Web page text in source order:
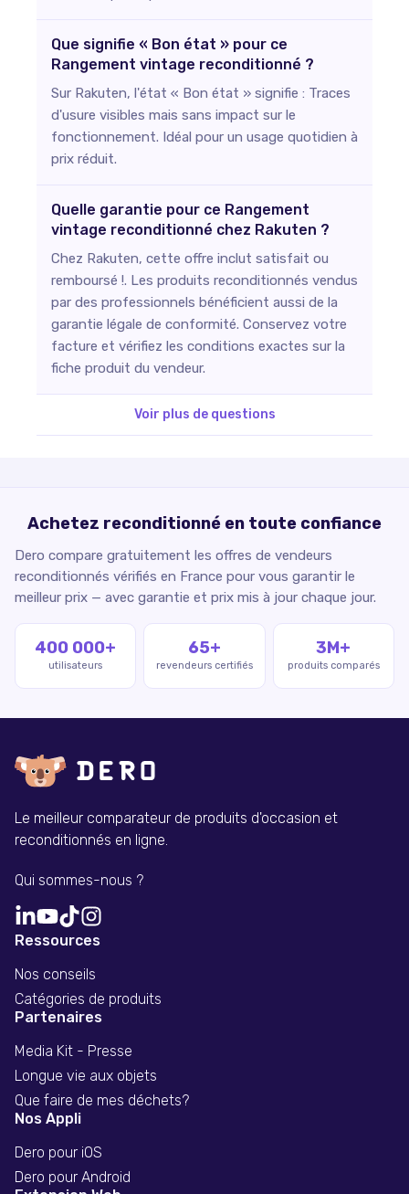
Que signifie « Bon état » pour ce
Rangement vintage reconditionné ?
Sur Rakuten, l'état « Bon état » signifie : Traces
d'usure visibles mais sans impact sur le
fonctionnement. Idéal pour un usage quotidien à
prix réduit.
Quelle garantie pour ce Rangement
vintage reconditionné chez Rakuten ?
Chez Rakuten, cette offre inclut satisfait ou
remboursé !. Les produits reconditionnés vendus
par des professionnels bénéficient aussi de la
garantie légale de conformité. Conservez votre
facture et vérifiez les conditions exactes sur la
fiche produit du vendeur.
Voir plus de questions
Achetez reconditionné en toute confiance
Dero compare gratuitement les offres de vendeurs
reconditionnés vérifiés en France pour vous garantir le
meilleur prix — avec garantie et prix mis à jour chaque jour.
400 000+
utilisateurs
65+
revendeurs certifiés
3M+
produits comparés
Le meilleur comparateur de produits d'occasion et
reconditionnés en ligne.
Qui sommes-nous ?
Ressources
Nos conseils
Catégories de produits
Partenaires
Media Kit - Presse
Longue vie aux objets
Que faire de mes déchets?
Nos Appli
Dero pour iOS
Dero pour Android